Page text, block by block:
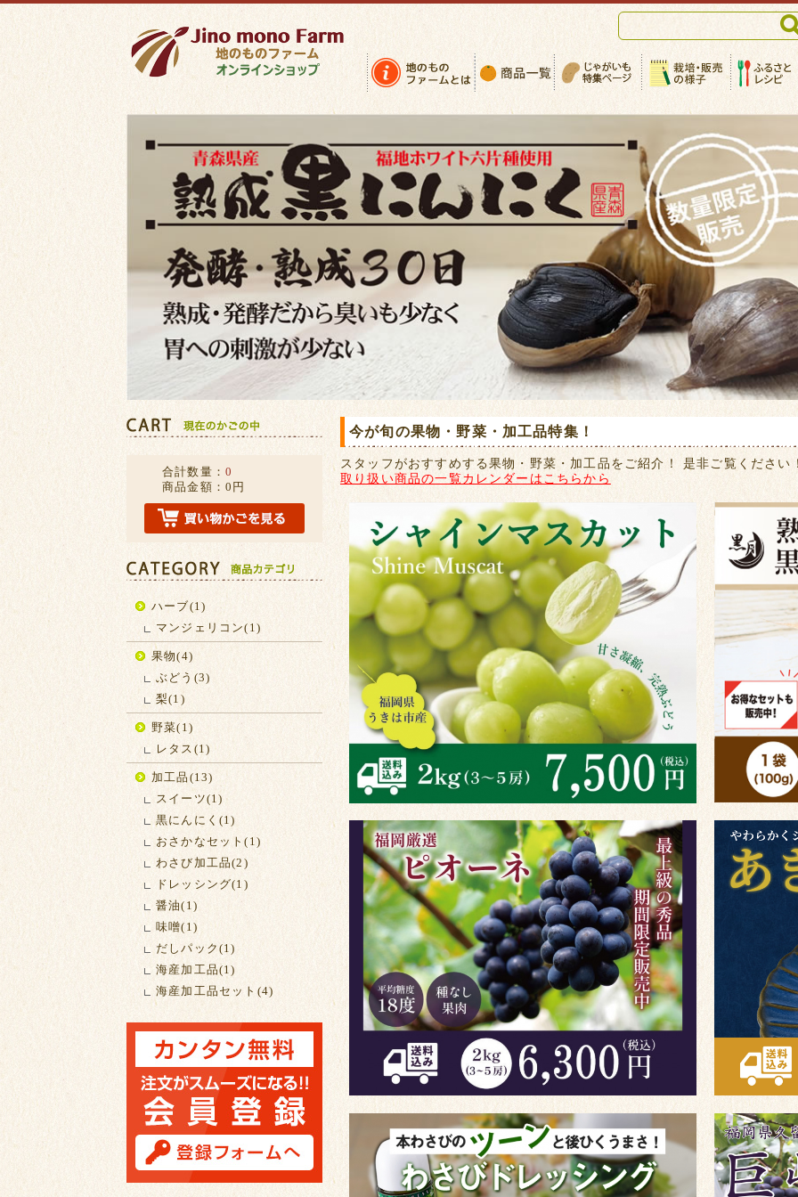
今が旬の果物・野菜・加工品特集！
スタッフがおすすめする果物・野菜・加工品をご紹介！ 是非ご覧ください
取り扱い商品の一覧カレンダーはこちらから
合計数量： 0
商品金額： 0円
ハーブ(1)
マンジェリコン(1)
果物(4)
ぶどう(3)
梨(1)
野菜(1)
レタス(1)
加工品(13)
スイーツ(1)
黒にんにく(1)
おさかなセット(1)
わさび加工品(2)
ドレッシング(1)
醤油(1)
味噌(1)
だしパック(1)
海産加工品(1)
海産加工品セット(4)